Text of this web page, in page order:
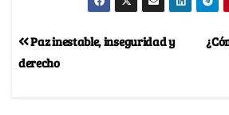
Paz inestable, inseguridad y
derecho